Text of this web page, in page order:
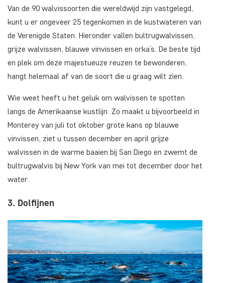
Van de 90 walvissoorten die wereldwijd zijn vastgelegd,
kunt u er ongeveer 25 tegenkomen in de kustwateren van
de Verenigde Staten. Hieronder vallen bultrugwalvissen,
grijze walvissen, blauwe vinvissen en orka’s. De beste tijd
en plek om deze majestueuze reuzen te bewonderen,
hangt helemaal af van de soort die u graag wilt zien.
Wie weet heeft u het geluk om walvissen te spotten
langs de Amerikaanse kustlijn. Zo maakt u bijvoorbeeld in
Monterey van juli tot oktober grote kans op blauwe
vinvissen, ziet u tussen december en april grijze
walvissen in de warme baaien bij San Diego en zwemt de
bultrugwalvis bij New York van mei tot december door het
water.
3. Dolfijnen